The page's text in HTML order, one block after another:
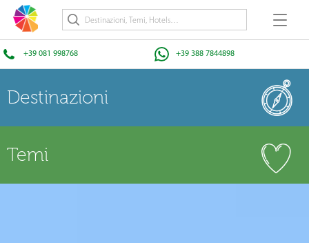
+39 081 998768 +39 388 7844898
Destinazioni
Temi